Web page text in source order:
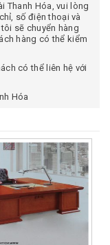
Thanh Hóa, vui lòng
số điện thoại và
sẽ chuyển hàng
hàng có thể kiểm
có thể liên hệ với
Hóa
vậy có an toàn
tả trên website
hàng tại cửa hàng
tra hàng thật kỹ,
cho kiểm tra hàng.
mô tả trên web,
hàng giống hình
khách có thể từ chối